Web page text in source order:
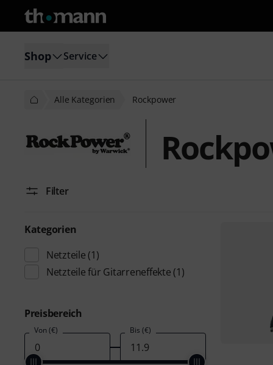
Shop Service
Alle Kategorien Rockpower
Filter
Kategorien
Netzteile (1)
Netzteile für Gitarreneffekte (1)
Preisbereich
Von (€) Bis (€)